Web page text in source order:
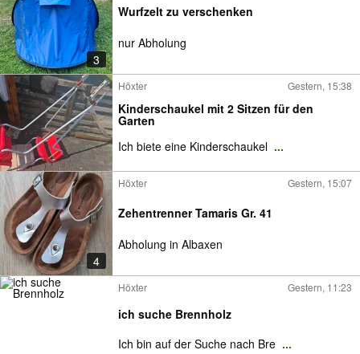
3
Wurfzelt zu verschenken
nur Abholung
Höxter Gestern, 15:38
Kinderschaukel mit 2 Sitzen für den
Garten
Ich biete eine Kinderschaukel ...
4
Höxter Gestern, 15:07
Zehentrenner Tamaris Gr. 41
Abholung in Albaxen
Höxter Gestern, 11:23
ich suche Brennholz
Ich bin auf der Suche nach Bre ...